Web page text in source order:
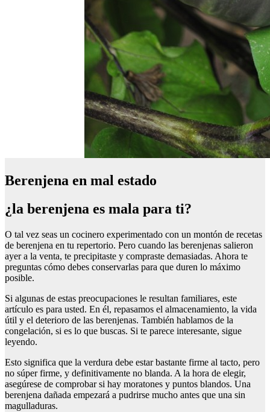
Berenjena en mal estado
¿la berenjena es mala para ti?
O tal vez seas un cocinero experimentado con un montón de recetas
de berenjena en tu repertorio. Pero cuando las berenjenas salieron
ayer a la venta, te precipitaste y compraste demasiadas. Ahora te
preguntas cómo debes conservarlas para que duren lo máximo
posible.
Si algunas de estas preocupaciones le resultan familiares, este
artículo es para usted. En él, repasamos el almacenamiento, la vida
útil y el deterioro de las berenjenas. También hablamos de la
congelación, si es lo que buscas. Si te parece interesante, sigue
leyendo.
Esto significa que la verdura debe estar bastante firme al tacto, pero
no súper firme, y definitivamente no blanda. A la hora de elegir,
asegúrese de comprobar si hay moratones y puntos blandos. Una
berenjena dañada empezará a pudrirse mucho antes que una sin
magulladuras.